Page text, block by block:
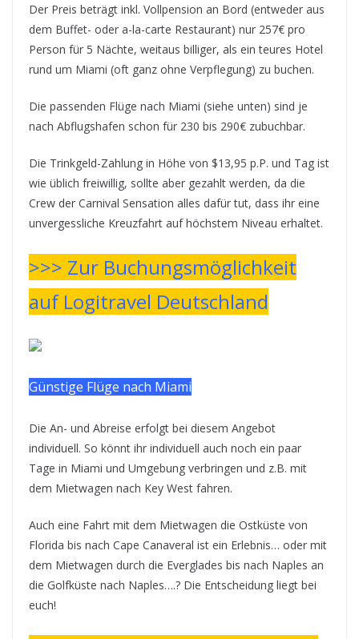
Der Preis beträgt inkl. Vollpension an Bord (entweder aus
dem Buffet- oder a-la-carte Restaurant) nur 257€ pro
Person für 5 Nächte, weitaus billiger, als ein teures Hotel
rund um Miami (oft ganz ohne Verpflegung) zu buchen.
Die passenden Flüge nach Miami (siehe unten) sind je
nach Abflugshafen schon für 230 bis 290€ zubuchbar.
Die Trinkgeld-Zahlung in Höhe von $13,95 p.P. und Tag ist
wie üblich freiwillig, sollte aber gezahlt werden, da die
Crew der Carnival Sensation alles dafür tut, dass ihr eine
unvergessliche Kreuzfahrt auf höchstem Niveau erhaltet.
>>> Zur Buchungsmöglichkeit
auf Logitravel Deutschland
Günstige Flüge nach Miami
Die An- und Abreise erfolgt bei diesem Angebot
individuell. So könnt ihr individuell auch noch ein paar
Tage in Miami und Umgebung verbringen und z.B. mit
dem Mietwagen nach Key West fahren.
Auch eine Fahrt mit dem Mietwagen die Ostküste von
Florida bis nach Cape Canaveral ist ein Erlebnis… oder mit
dem Mietwagen durch die Everglades bis nach Naples an
die Golfküste nach Naples….? Die Entscheidung liegt bei
euch!